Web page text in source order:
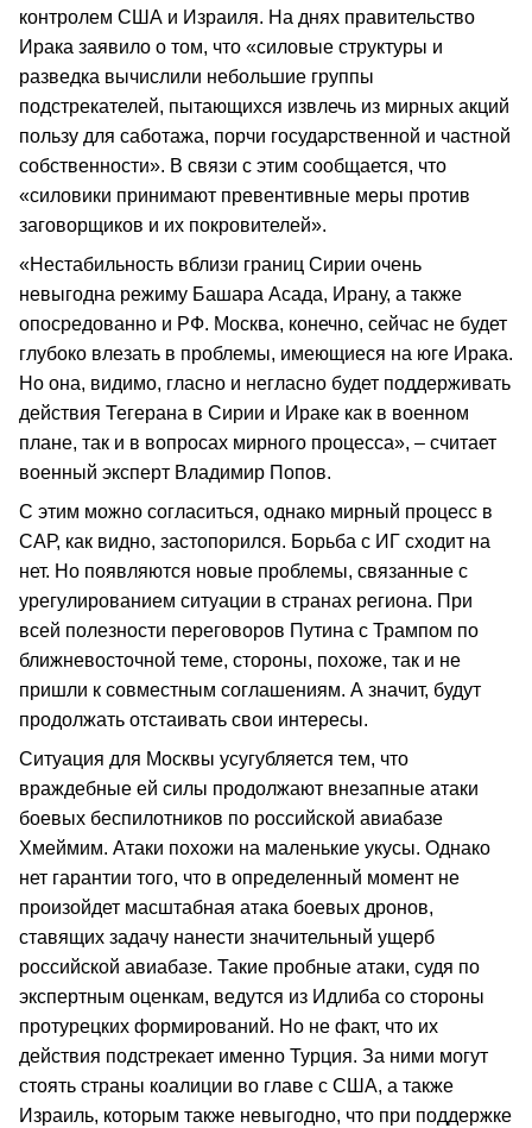
контролем США и Израиля. На днях правительство
Ирака заявило о том, что «силовые структуры и
разведка вычислили небольшие группы
подстрекателей, пытающихся извлечь из мирных акций
пользу для саботажа, порчи государственной и частной
собственности». В связи с этим сообщается, что
«силовики принимают превентивные меры против
заговорщиков и их покровителей».
«Нестабильность вблизи границ Сирии очень
невыгодна режиму Башара Асада, Ирану, а также
опосредованно и РФ. Москва, конечно, сейчас не будет
глубоко влезать в проблемы, имеющиеся на юге Ирака.
Но она, видимо, гласно и негласно будет поддерживать
действия Тегерана в Сирии и Ираке как в военном
плане, так и в вопросах мирного процесса», – считает
военный эксперт Владимир Попов.
С этим можно согласиться, однако мирный процесс в
САР, как видно, застопорился. Борьба с ИГ сходит на
нет. Но появляются новые проблемы, связанные с
урегулированием ситуации в странах региона. При
всей полезности переговоров Путина с Трампом по
ближневосточной теме, стороны, похоже, так и не
пришли к совместным соглашениям. А значит, будут
продолжать отстаивать свои интересы.
Ситуация для Москвы усугубляется тем, что
враждебные ей силы продолжают внезапные атаки
боевых беспилотников по российской авиабазе
Хмеймим. Атаки похожи на маленькие укусы. Однако
нет гарантии того, что в определенный момент не
произойдет масштабная атака боевых дронов,
ставящих задачу нанести значительный ущерб
российской авиабазе. Такие пробные атаки, судя по
экспертным оценкам, ведутся из Идлиба со стороны
протурецких формирований. Но не факт, что их
действия подстрекает именно Турция. За ними могут
стоять страны коалиции во главе с США, а также
Израиль, которым также невыгодно, что при поддержке